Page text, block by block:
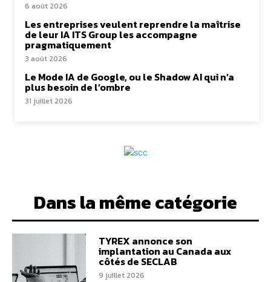
6 août 2026
Les entreprises veulent reprendre la maîtrise
de leur IA ITS Group les accompagne
pragmatiquement
3 août 2026
Le Mode IA de Google, ou le Shadow AI qui n’a
plus besoin de l’ombre
31 juillet 2026
Dans la même catégorie
TYREX annonce son
implantation au Canada aux
côtés de SECLAB
9 juillet 2026